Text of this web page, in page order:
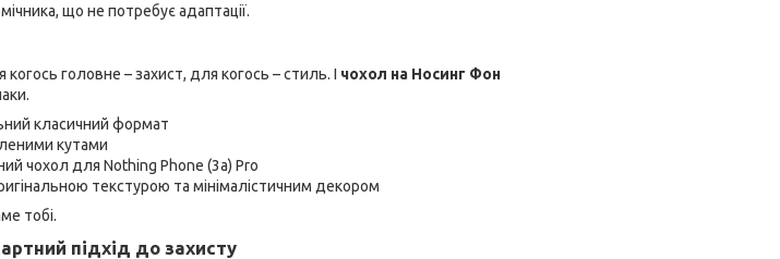
що не потребує адаптації.
головне – захист, для когось – стиль. І чохол на Носинг Фон
класичний формат
кутами
чохол для Nothing Phone (3a) Pro
текстурою та мінімалістичним декором
тобі.
підхід до захисту